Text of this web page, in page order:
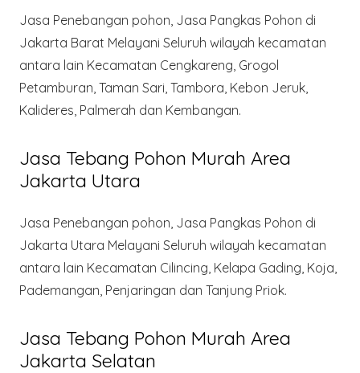
Jasa Penebangan pohon, Jasa Pangkas Pohon di
Jakarta Barat Melayani Seluruh wilayah kecamatan
antara lain Kecamatan Cengkareng, Grogol
Petamburan, Taman Sari, Tambora, Kebon Jeruk,
Kalideres, Palmerah dan Kembangan.
Jasa Tebang Pohon Murah Area
Jakarta Utara
Jasa Penebangan pohon, Jasa Pangkas Pohon di
Jakarta Utara Melayani Seluruh wilayah kecamatan
antara lain Kecamatan Cilincing, Kelapa Gading, Koja,
Pademangan, Penjaringan dan Tanjung Priok.
Jasa Tebang Pohon Murah Area
Jakarta Selatan